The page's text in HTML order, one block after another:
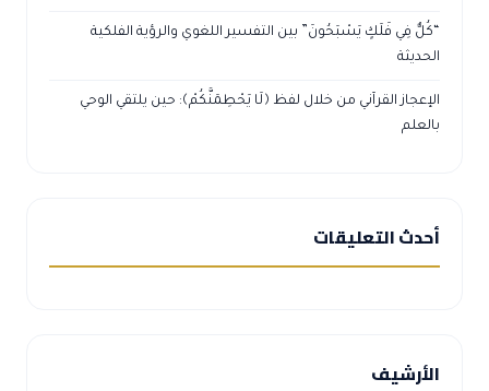
“كُلٌّ فِي فَلَكٍ يَسْبَحُونَ” بين التفسير اللغوي والرؤية الفلكية
الحديثة
الإعجاز القرآني من خلال لفظ ﴿لَا يَحْطِمَنَّكُمْ﴾: حين يلتقي الوحي
بالعلم
أحدث التعليقات
الأرشيف